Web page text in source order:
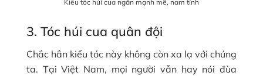
Kiểu tóc húi cua ngắn mạnh mẽ, nam tính
3. Tóc húi cua quân đội
Chắc hẳn kiểu tóc này không còn xa lạ với chúng
ta. Tại Việt Nam, mọi người vẫn hay nói đùa